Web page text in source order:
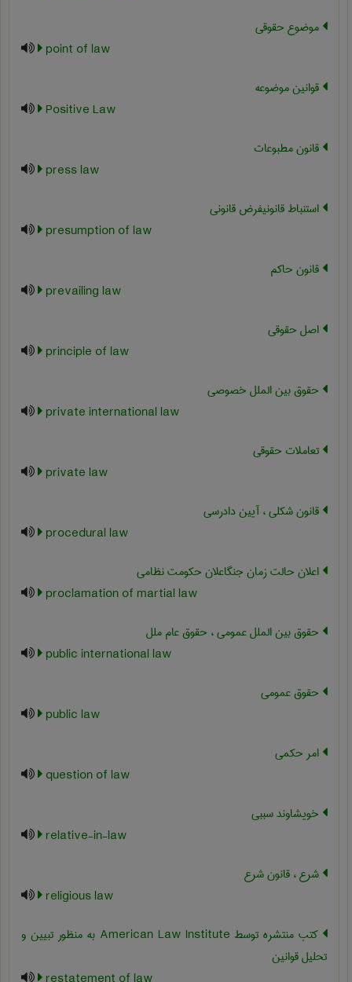
موضوع حقوقی
point of law
قوانین موضوعه
Positive Law
قانون مطبوعات
press law
استنباط قانونیفرض قانونی
presumption of law
قانون حاکم
prevailing law
اصل حقوقی
principle of law
حقوق بین الملل خصوصی
private international law
تعاملات حقوقی
private law
قانون شکلی ، آیین دادرسی
procedural law
اعلان حالت زمان جنگاعلان حکومت نظامی
proclamation of martial law
حقوق بین الملل عمومی ، حقوق عام ملل
public international law
حقوق عمومی
public law
امر حکمی
question of law
خویشاوند سببی
relative-in-law
شرع ، قانون شرع
religious law
کتب منتشره توسط American Law Institute به منظور تبیین و
تحلیل قوانین